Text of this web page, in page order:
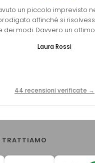
un piccolo imprevisto
affinché si
dei modi. Davvero un
Laura Rossi
44 recensioni verificate →